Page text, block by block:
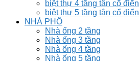
biệt thự 4 tầng tân cổ điển
biệt thự 5 tầng tân cổ điển
NHÀ PHỐ
Nhà ống 2 tầng
Nhà ống 3 tầng
Nhà ống 4 tầng
Nhà ống 5 tầng